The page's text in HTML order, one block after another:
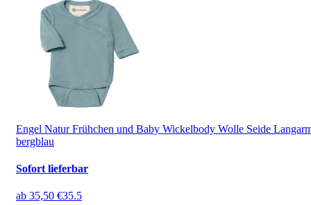
Engel Natur Frühchen und Baby Wickelbody Wolle Seide
bergblau
Sofort lieferbar
ab 35,50 €35.5